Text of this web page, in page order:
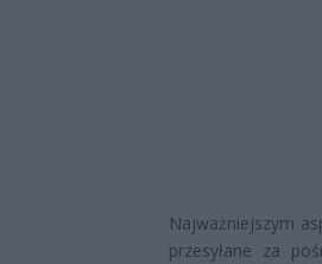
Najważniejszym
przesyłane za